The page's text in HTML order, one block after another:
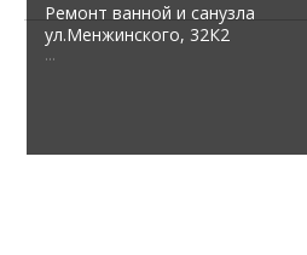
Ремонт ванной и санузла
ул.Менжинского, 32К2
...